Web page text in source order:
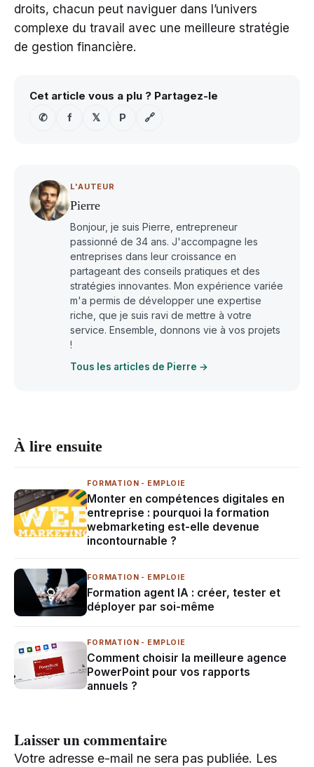
droits, chacun peut naviguer dans l’univers
complexe du travail avec une meilleure stratégie
de gestion financière.
Cet article vous a plu ? Partagez-le
✆
f 𝕏 P 🔗
L'AUTEUR
Pierre
Bonjour, je suis Pierre, entrepreneur
passionné de 34 ans. J'accompagne les
entreprises dans leur croissance en
partageant des conseils pratiques et des
stratégies innovantes. Mon expérience variée
m'a permis de développer une expertise
riche, que je suis ravi de mettre à votre
service. Ensemble, donnons vie à vos projets
!
Tous les articles de Pierre →
À lire ensuite
FORMATION - EMPLOIE
Monter en compétences digitales en
entreprise : pourquoi la formation
webmarketing est-elle devenue
incontournable ?
FORMATION - EMPLOIE
Formation agent IA : créer, tester et
déployer par soi-même
FORMATION - EMPLOIE
Comment choisir la meilleure agence
PowerPoint pour vos rapports
annuels ?
Laisser un commentaire
Votre adresse e-mail ne sera pas publiée. Les